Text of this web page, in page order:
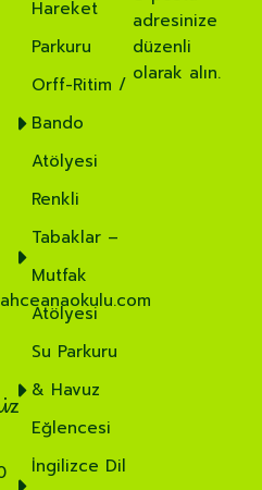
Hareket
Parkuru
Orff-Ritim /
Bando
Atölyesi
Renkli
Tabaklar –
Mutfak
Atölyesi
Su Parkuru
& Havuz
Eğlencesi
İngilizce Dil
adresinize
düzenli
olarak alın.